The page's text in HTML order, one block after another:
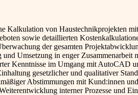
Kalkulation von Haustechnikprojekten
sowie detaillierten
der gesamten
und Umsetzung in enger Zusammenarbeit
Kenntnisse im Umgang mit AutoCAD
gesetzlicher und qualitativer
Abstimmungen mit Kund:innen
interner Prozesse und